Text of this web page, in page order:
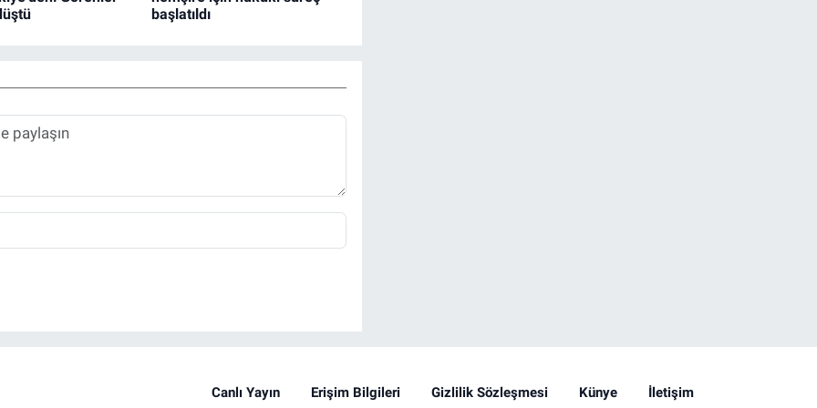
başlatıldı
Canlı Yayın Erişim Bilgileri Gizlilik Sözleşmesi Künye İletişim